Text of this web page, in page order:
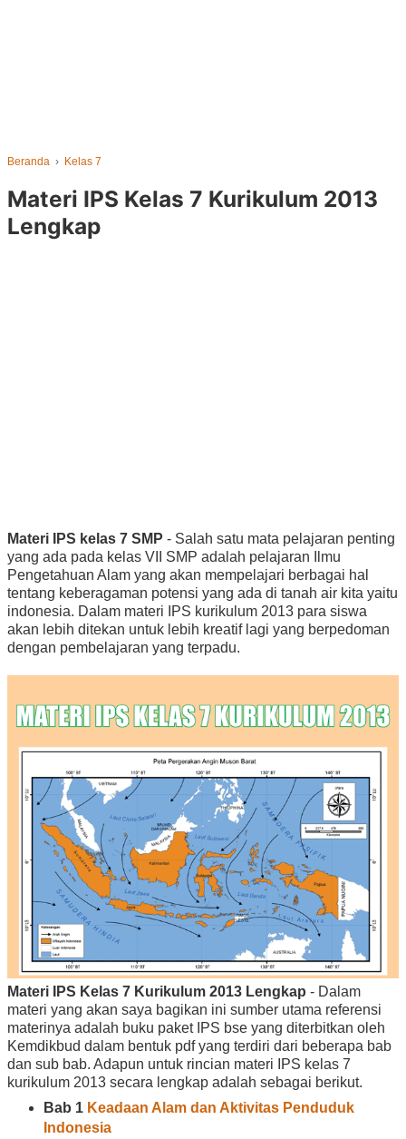
Beranda › Kelas 7
Materi IPS Kelas 7 Kurikulum 2013
Lengkap
Materi IPS kelas 7 SMP - Salah satu mata pelajaran penting
yang ada pada kelas VII SMP adalah pelajaran Ilmu
Pengetahuan Alam yang akan mempelajari berbagai hal
tentang keberagaman potensi yang ada di tanah air kita yaitu
indonesia. Dalam materi IPS kurikulum 2013 para siswa
akan lebih ditekan untuk lebih kreatif lagi yang berpedoman
dengan pembelajaran yang terpadu.
Materi IPS Kelas 7 Kurikulum 2013 Lengkap - Dalam
materi yang akan saya bagikan ini sumber utama referensi
materinya adalah buku paket IPS bse yang diterbitkan oleh
Kemdikbud dalam bentuk pdf yang terdiri dari beberapa bab
dan sub bab. Adapun untuk rincian materi IPS kelas 7
kurikulum 2013 secara lengkap adalah sebagai berikut.
Bab 1 Keadaan Alam dan Aktivitas Penduduk
Indonesia